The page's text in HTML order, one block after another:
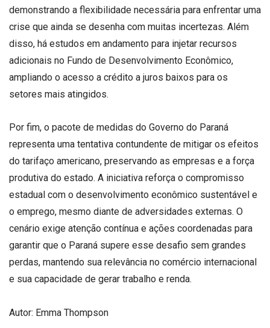
demonstrando a flexibilidade necessária para enfrentar uma
crise que ainda se desenha com muitas incertezas. Além
disso, há estudos em andamento para injetar recursos
adicionais no Fundo de Desenvolvimento Econômico,
ampliando o acesso a crédito a juros baixos para os
setores mais atingidos.
Por fim, o pacote de medidas do Governo do Paraná
representa uma tentativa contundente de mitigar os efeitos
do tarifaço americano, preservando as empresas e a força
produtiva do estado. A iniciativa reforça o compromisso
estadual com o desenvolvimento econômico sustentável e
o emprego, mesmo diante de adversidades externas. O
cenário exige atenção contínua e ações coordenadas para
garantir que o Paraná supere esse desafio sem grandes
perdas, mantendo sua relevância no comércio internacional
e sua capacidade de gerar trabalho e renda.
Autor: Emma Thompson